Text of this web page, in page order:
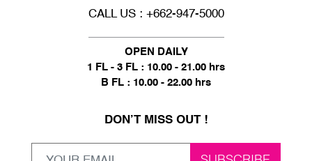
CALL US : +662-947-5000
OPEN DAILY
1 FL - 3 FL : 10.00 - 21.00 hrs
B FL : 10.00 - 22.00 hrs
DON’T MISS OUT !